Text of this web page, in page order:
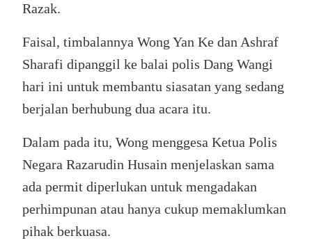
Razak.
Faisal, timbalannya Wong Yan Ke dan Ashraf
Sharafi dipanggil ke balai polis Dang Wangi
hari ini untuk membantu siasatan yang sedang
berjalan berhubung dua acara itu.
Dalam pada itu, Wong menggesa Ketua Polis
Negara Razarudin Husain menjelaskan sama
ada permit diperlukan untuk mengadakan
perhimpunan atau hanya cukup memaklumkan
pihak berkuasa.